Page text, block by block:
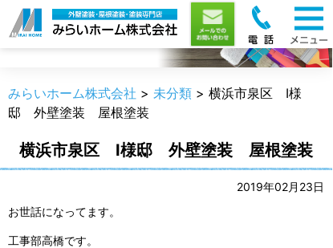
職人のうんちく
みらいホーム株式会社 > 未分類 > 横浜市泉区 I様
邸 外壁塗装 屋根塗装
横浜市泉区 I様邸 外壁塗装 屋根塗装
2019年02月23日
お世話になってます。
工事部高橋です。